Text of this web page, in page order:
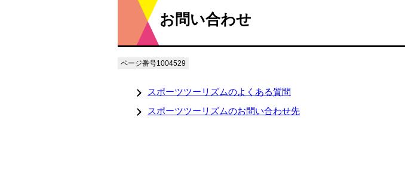
お問い合わせ
ページ番号1004529
スポーツツーリズムのよくある質問
スポーツツーリズムのお問い合わせ先